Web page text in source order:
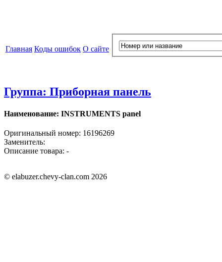
Главная Коды ошибок О сайте
Группа: Приборная панель
Наименование: INSTRUMENTS panel
Оригинальный номер: 16196269
Заменитель:
Описание товара: -
© elabuzer.chevy-clan.com 2026